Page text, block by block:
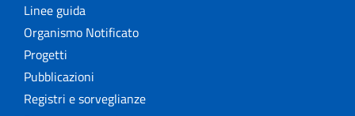
Linee guida
Organismo Notificato
Progetti
Pubblicazioni
Registri e sorveglianze